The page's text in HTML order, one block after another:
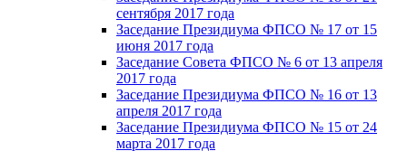
сентября 2017 года
Заседание Президиума ФПСО № 17 от 15
июня 2017 года
Заседание Совета ФПСО № 6 от 13 апреля
2017 года
Заседание Президиума ФПСО № 16 от 13
апреля 2017 года
Заседание Президиума ФПСО № 15 от 24
марта 2017 года